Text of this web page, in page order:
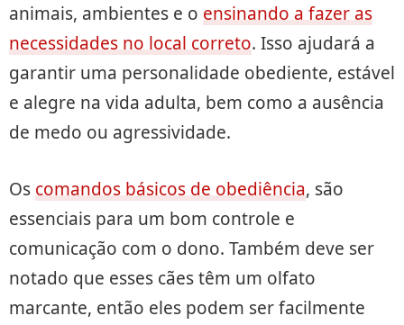
animais, ambientes e o ensinando a fazer as
necessidades no local correto. Isso ajudará a
garantir uma personalidade obediente, estável
e alegre na vida adulta, bem como a ausência
de medo ou agressividade.
Os comandos básicos de obediência, são
essenciais para um bom controle e
comunicação com o dono. Também deve ser
notado que esses cães têm um olfato
marcante, então eles podem ser facilmente